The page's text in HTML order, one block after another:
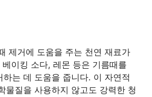
제거에 도움을 주는 천연 재료가
이킹 소다, 레몬 등은 기름때를
하는 데 도움을 줍니다. 이 자연적
물질을 사용하지 않고도 강력한 청